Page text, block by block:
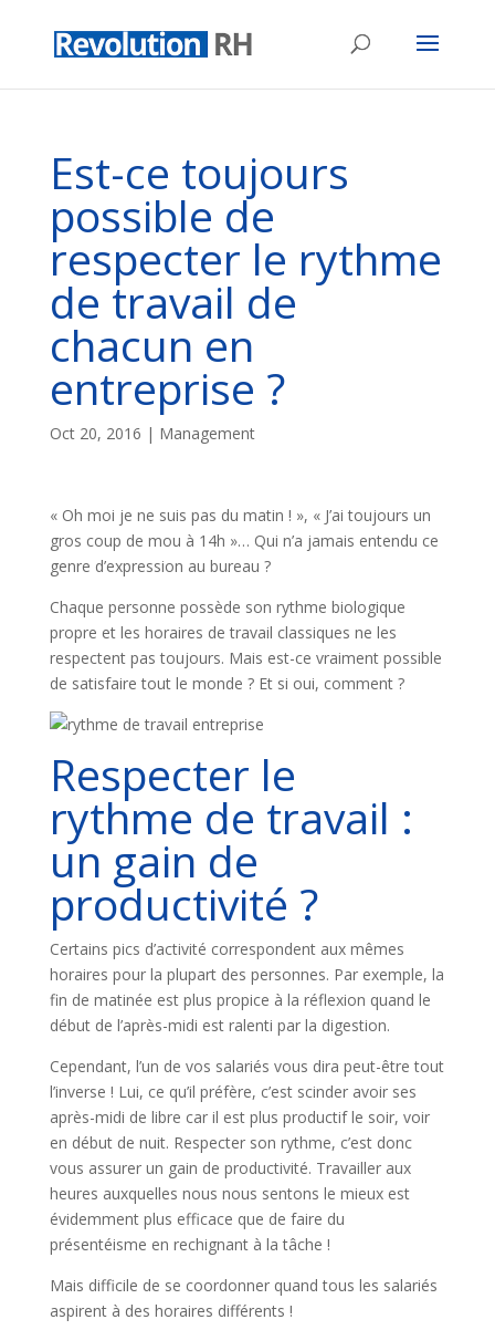
Est-ce toujours
possible de
respecter le rythme
de travail de
chacun en
entreprise ?
Oct 20, 2016 | Management
« Oh moi je ne suis pas du matin ! », « J’ai toujours un
gros coup de mou à 14h »… Qui n’a jamais entendu ce
genre d’expression au bureau ?
Chaque personne possède son rythme biologique
propre et les horaires de travail classiques ne les
respectent pas toujours. Mais est-ce vraiment possible
de satisfaire tout le monde ? Et si oui, comment ?
Respecter le
rythme de travail :
un gain de
productivité ?
Certains pics d’activité correspondent aux mêmes
horaires pour la plupart des personnes. Par exemple, la
fin de matinée est plus propice à la réflexion quand le
début de l’après-midi est ralenti par la digestion.
Cependant, l’un de vos salariés vous dira peut-être tout
l’inverse ! Lui, ce qu’il préfère, c’est scinder avoir ses
après-midi de libre car il est plus productif le soir, voir
en début de nuit. Respecter son rythme, c’est donc
vous assurer un gain de productivité. Travailler aux
heures auxquelles nous nous sentons le mieux est
évidemment plus efficace que de faire du
présentéisme en rechignant à la tâche !
Mais difficile de se coordonner quand tous les salariés
aspirent à des horaires différents !